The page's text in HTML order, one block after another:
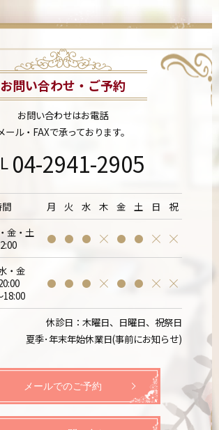
お問い合わせ・ご予約
お問い合わせはお電話
ール・FAXで承っております。
04-2941-2905
月 火 水 木 金 土 日
祝
金・土
・金
18:00
休診日：木曜日、日曜日、祝祭日
夏季･年末年始休業日(事前にお知らせ)
メールでのご予約